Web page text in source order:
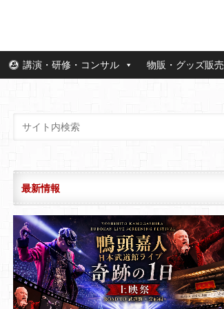
講演・研修・コンサル 物販・グッズ販売
最新情報